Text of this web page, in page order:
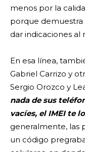
menos por la
porque
dar indicaciones al
En esa línea,
Gabriel Carrizo y
Sergio Orozco y
nada de sus
vacíes, el IMEI te
generalmente, las
un código